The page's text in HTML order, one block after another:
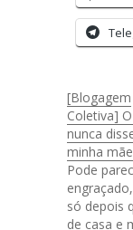
[Blogagem
Coletiva]
nunca
minha mãe
Pode
só depois
de casa e